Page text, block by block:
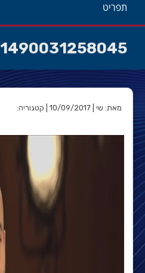
תפריט
1490031258045
מאת: שי | 10/09/2017 | קטגוריה: